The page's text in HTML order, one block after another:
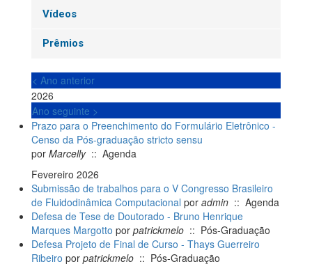
Vídeos
Prêmios
< Ano anterior
2026
Ano seguinte >
Prazo para o Preenchimento do Formulário Eletrônico -
Censo da Pós-graduação stricto sensu
por Marcelly:: Agenda
Fevereiro 2026
Submissão de trabalhos para o V Congresso Brasileiro
de Fluidodinâmica Computacional por admin :: Agenda
Defesa de Tese de Doutorado - Bruno Henrique
Marques Margotto por patrickmelo :: Pós-Graduação
Defesa Projeto de Final de Curso - Thays Guerreiro
Ribeiro por patrickmelo :: Pós-Graduação